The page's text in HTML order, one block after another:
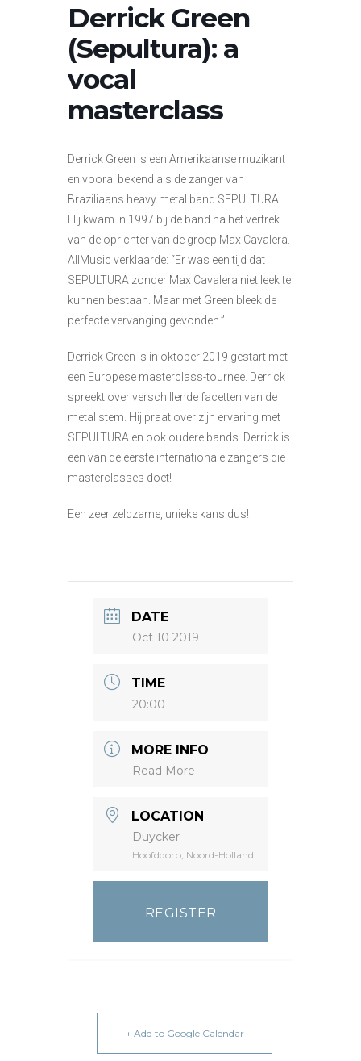
Derrick Green
(Sepultura): a
vocal
masterclass
Derrick Green is een Amerikaanse muzikant
en vooral bekend als de zanger van
Braziliaans heavy metal band SEPULTURA.
Hij kwam in 1997 bij de band na het vertrek
van de oprichter van de groep Max Cavalera.
AllMusic verklaarde: “Er was een tijd dat
SEPULTURA zonder Max Cavalera niet leek te
kunnen bestaan. Maar met Green bleek de
perfecte vervanging gevonden.”
Derrick Green is in oktober 2019 gestart met
een Europese masterclass-tournee. Derrick
spreekt over verschillende facetten van de
metal stem. Hij praat over zijn ervaring met
SEPULTURA en ook oudere bands. Derrick is
een van de eerste internationale zangers die
masterclasses doet!
Een zeer zeldzame, unieke kans dus!
DATE
Oct 10 2019
TIME
20:00
MORE INFO
Read More
LOCATION
Duycker
Hoofddorp, Noord-Holland
REGISTER
+ Add to Google Calendar